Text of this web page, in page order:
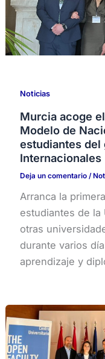
Noticias
Murcia acoge
Modelo de
estudiantes del
Internacionales
Deja un comentario /
Arranca la
estudiantes de la
otras
durante varios
aprendizaje y